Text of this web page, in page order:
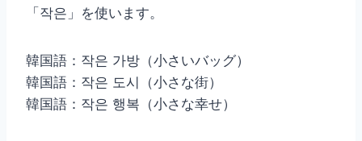
「작은」を使います。
韓国語：작은 가방（小さいバッグ）
韓国語：작은 도시（小さな街）
韓国語：작은 행복（小さな幸せ）